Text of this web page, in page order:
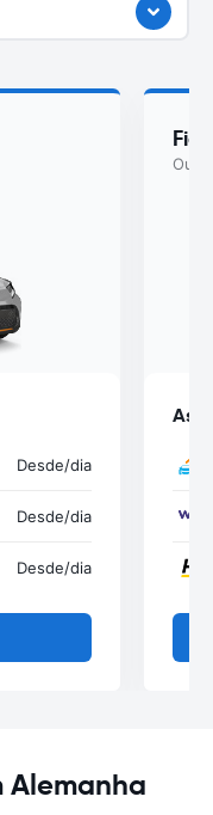
Desde/dia
Desde/dia
Desde/dia
Ou
As
Alemanha